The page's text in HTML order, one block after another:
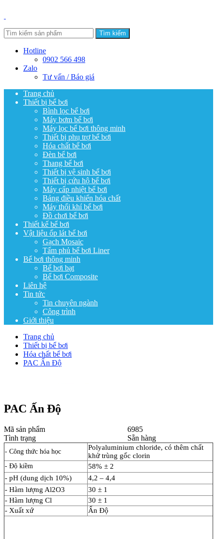
Tìm kiếm
Hotline
0902 566 498
Zalo
Tư vấn / Báo giá
Trang chủ
Thiết bị bể bơi
Bình lọc bể bơi
Máy bơm bể bơi
Máy lọc bể bơi thông minh
Thiết bị phụ trợ bể bơi
Hóa chất bể bơi
Đèn bể bơi
Thang bể bơi
Thiết bị vệ sinh bể bơi
Thiết bị cứu hộ bể bơi
Máy cấp nhiệt bể bơi
Bảng điều khiển hóa chất
Máy thổi khí bể bơi
Đồ chơi bể bơi
Thiết kế bể bơi
Vật liệu ốp lát bể bơi
Gạch Mosaic
Tấm phủ bể bơi Liner
Bể bơi thông minh
Bể bơi bạt
Bể bơi Composite
Liên hệ
Tin tức
Tin chuyên ngành
Công trình
Giới thiệu
Trang chủ
Thiết bị bể bơi
Hóa chất bể bơi
PAC Ấn Độ
PAC Ấn Độ
Mã sản phẩm
6985
Tình trạng
Sẵn hàng
- Công thức hóa học
Polyaluminium chloride, có thêm chất
khử trùng gốc clorin
- Độ kiềm
58% ± 2
- pH (dung dịch 10%)
4,2 – 4,4
- Hàm lượng Al2O3
30 ± 1
- Hàm lượng Cl
30 ± 1
- Xuất xứ
Ấn Độ